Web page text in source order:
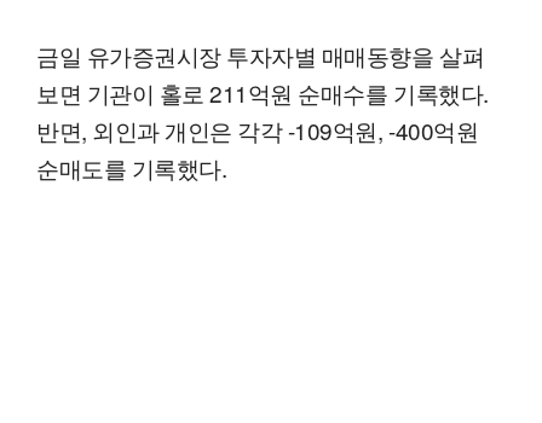
금일 유가증권시장 투자자별 매매동향을 살펴
보면 기관이 홀로 211억원 순매수를 기록했다.
반면, 외인과 개인은 각각 -109억원, -400억원
순매도를 기록했다.